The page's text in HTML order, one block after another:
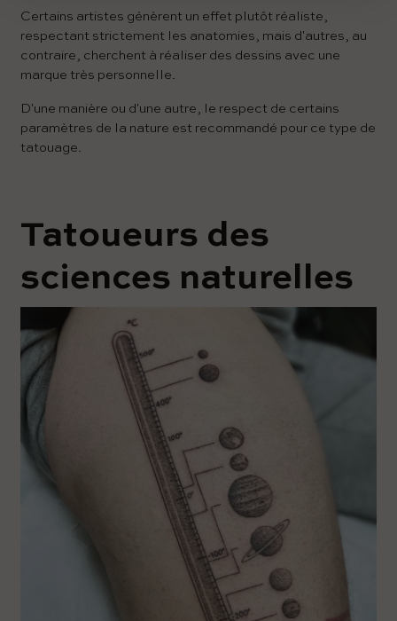
Certains artistes génèrent un effet plutôt réaliste,
respectant strictement les anatomies, mais d'autres, au
contraire, cherchent à réaliser des dessins avec une
marque très personnelle.
D'une manière ou d'une autre, le respect de certains
paramètres de la nature est recommandé pour ce type de
tatouage.
Tatoueurs des
sciences naturelles